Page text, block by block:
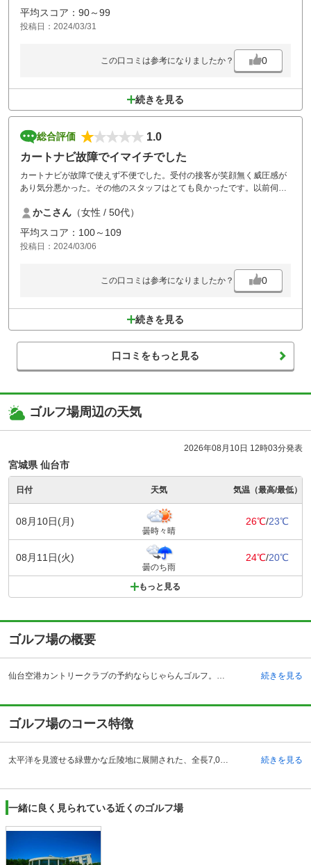
平均スコア：90～99
投稿日：2024/03/31
この口コミは参考になりましたか？ 0
続きを見る
総合評価
1.0
カートナビ故障でイマイチでした
カートナビが故障で使えず不便でした。受付の接客が笑顔無く威圧感が
あり気分悪かった。その他のスタッフはとても良かったです。以前伺っ
かこさん （女性 / 50代）
平均スコア：100～109
投稿日：2024/03/06
この口コミは参考になりましたか？ 0
続きを見る
口コミをもっと見る
ゴルフ場周辺の天気
2026年08月10日 12時03分発表
宮城県 仙台市
日付 天気 気温（最高/最低）
08月10日(月)
曇時々晴
26℃/23℃
08月11日(火)
曇のち雨
24℃/20℃
もっと見る
ゴルフ場の概要
仙台空港カントリークラブの予約ならじゃらんゴルフ。カートの有無や利用税、キャンセル料、ナイター設備、駐車場などのコース情報はもちろん、口コミ、フォトギャラリーなどコースの難易度や攻略に役立つ情報充実、予約する度にポイントが貯まるのでお得にゴルフをお楽しみ頂けます。 仙台空港カントリークラブは、平成5年に宮城県名取市で開場したゴルフ場です。アクセスは、自動車の場合は、東北自動車道・仙台南インターチェンジより約14キロメートル。電車の場合は、JR東北本線・館腰駅からタクシーを利用して約8分。仙台市内からは約30分、仙台空港からは約20分でアクセスできる魅力的な立地です。ゴルフコースは太平洋を見渡せる緑豊かな丘陵地に展開され、爽快なプレーを楽しむことができます。クラブハウスには、レストランや浴場などを完備。太平洋を一望しながら料理が楽しめるレストランでは、仙台の名物料理なども取り揃えています。また、180ヤード、16打席のドライビングレンジやパッティンググリーン、アプローチ、バンカー練習場なども設けられています。 続きを見る
ゴルフ場のコース特徴
太平洋を見渡せる緑豊かな丘陵地に展開された、全長7,078ヤード、パー72の本格的な18ホールです。全体的に素直なホールが多いため、飛距離よりも方向性に注意すれば、スコアはまとまりやすいでしょう。また、グリーンは平均800平方メートルと全体に受けているので、ラインは比較的つかみやすくなっています。OUT9番はストレートなミドルホールですが、グリーン手前で池がからむので、ティショットをアイアンで刻むなど、飛ばし屋は攻略のマネジメントが求められます。IN11番は、右ドッグレッグのミドルホールで、コースから仙台空港が見渡せる眺めの良いホールです。13番はグリーンのアンジュレーションが独特な名物ショートホール。中央のコブがプレーヤーを悩ませます。 続きを見る
一緒に良く見られている近くのゴルフ場